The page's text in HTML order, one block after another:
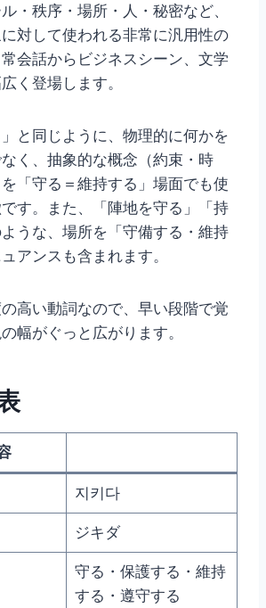
・秩序・場所・人・秘密など、
対して使われる非常に汎用性の
会話からビジネスシーン、文学
く登場します。
と同じように、物理的に何かを
く、抽象的な概念（約束・時
「守る＝維持する」場面でも使
す。また、「陣地を守る」「持
うな、場所を「守備する・維持
アンスも含まれます。
高い動詞なので、早い段階で覚
幅がぐっと広がります。
지키다
ジキダ
守る・保護する・維持
する・遵守する